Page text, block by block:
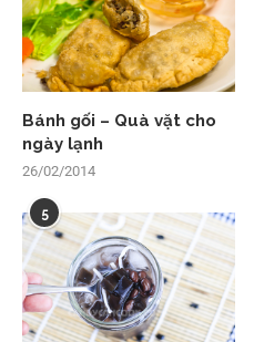
Bánh gối – Quà vặt cho
ngày lạnh
26/02/2014
5